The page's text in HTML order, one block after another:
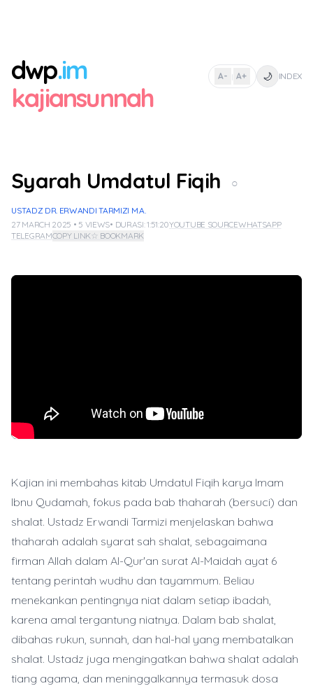
dwp.im
kajiansunnah
A- | A+ 🌙 INDEX
Syarah Umdatul Fiqih ○
USTADZ DR. ERWANDI TARMIZI M.A.
27 MARCH 2025 • 5 VIEWS• DURASI: 1:51:20YOUTUBE SOURCEWHATSAPP
TELEGRAMCOPY LINK☆ BOOKMARK
Kajian ini membahas kitab Umdatul Fiqih karya Imam
Ibnu Qudamah, fokus pada bab thaharah (bersuci) dan
shalat. Ustadz Erwandi Tarmizi menjelaskan bahwa
thaharah adalah syarat sah shalat, sebagaimana
firman Allah dalam Al-Qur'an surat Al-Maidah ayat 6
tentang perintah wudhu dan tayammum. Beliau
menekankan pentingnya niat dalam setiap ibadah,
karena amal tergantung niatnya. Dalam bab shalat,
dibahas rukun, sunnah, dan hal-hal yang membatalkan
shalat. Ustadz juga mengingatkan bahwa shalat adalah
tiang agama, dan meninggalkannya termasuk dosa